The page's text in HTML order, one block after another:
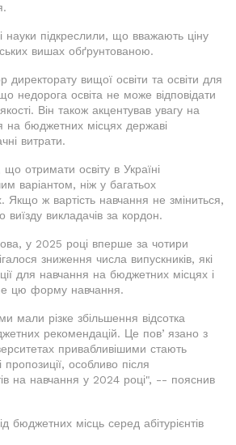
і науки підкреслили, що вважають ціну
вишах обґрунтованою.
вищої освіти та освіти для
недорога освіта не може відповідати
Він також акцентував увагу на
бюджетних місцях державі
витрати.
що отримати освіту в Україні
варіантом, ніж у багатьох
Якщо ж вартість навчання не зміниться,
викладачів за кордон.
у 2025 році вперше за чотири
зниження числа випускників, які
для навчання на бюджетних місцях і
цю форму навчання.
мали різке збільшення відсотка
рекомендацій. Це повʼязано з
привабливішими стають
особливо після
на навчання у 2024 році", -- пояснив
бюджетних місць серед абітурієнтів